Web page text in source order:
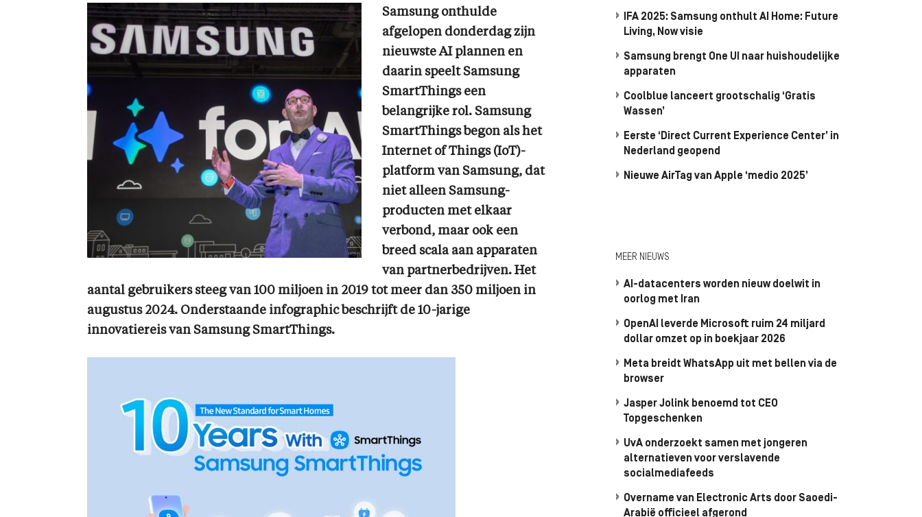
Samsung onthulde
afgelopen donderdag zijn
nieuwste AI plannen en
daarin speelt Samsung
SmartThings een
belangrijke rol. Samsung
SmartThings begon als het
Internet of Things (IoT)-
platform van Samsung, dat
niet alleen Samsung-
producten met elkaar
verbond, maar ook een
breed scala aan apparaten
van partnerbedrijven. Het
aantal gebruikers steeg van 100 miljoen in 2019 tot meer dan 350 miljoen in
augustus 2024. Onderstaande infographic beschrijft de 10-jarige
innovatiereis van Samsung SmartThings.
IFA 2025: Samsung onthult AI Home: Future
Living, Now visie
Samsung brengt One UI naar huishoudelijke
apparaten
Coolblue lanceert grootschalig ‘Gratis
Wassen’
Eerste ‘Direct Current Experience Center’ in
Nederland geopend
Nieuwe AirTag van Apple ‘medio 2025’
MEER NIEUWS
AI-datacenters worden nieuw doelwit in
oorlog met Iran
OpenAI leverde Microsoft ruim 24 miljard
dollar omzet op in boekjaar 2026
Meta breidt WhatsApp uit met bellen via de
browser
Jasper Jolink benoemd tot CEO
Topgeschenken
UvA onderzoekt samen met jongeren
alternatieven voor verslavende
socialmediafeeds
Overname van Electronic Arts door Saoedi-
Arabië officieel afgerond